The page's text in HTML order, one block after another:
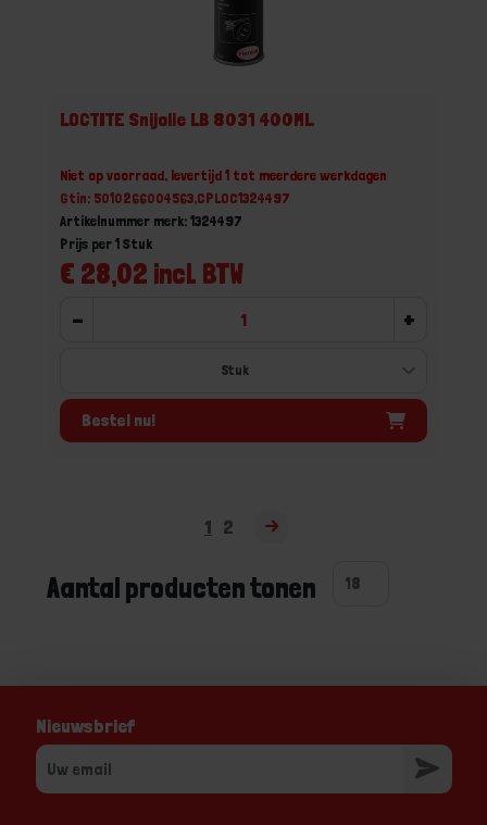
LOCTITE Snijolie LB 8031 400ML
Niet op voorraad, levertijd 1 tot meerdere werkdagen
Gtin: 5010266004563,CPLOC1324497
Artikelnummer merk: 1324497
€ 28,02 incl. BTW
Prijs per 1 Stuk
- +
Bestel nu!
1 2
Aantal producten tonen
Nieuwsbrief